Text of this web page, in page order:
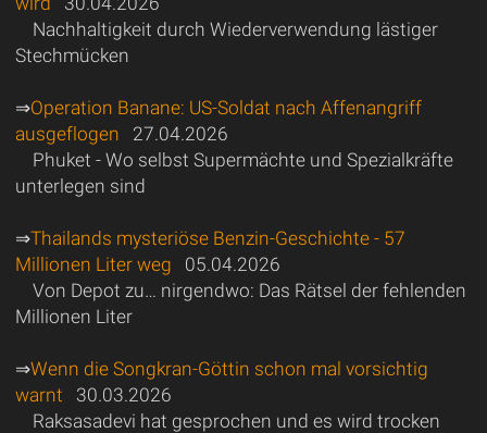
Nachhaltigkeit durch Wiederverwendung lästiger
Stechmücken
⇒Operation Banane: US-Soldat nach Affenangriff
ausgeflogen 27.04.2026
Phuket - Wo selbst Supermächte und Spezialkräfte
unterlegen sind
⇒Thailands mysteriöse Benzin-Geschichte - 57
Millionen Liter weg 05.04.2026
Von Depot zu… nirgendwo: Das Rätsel der fehlenden
Millionen Liter
⇒Wenn die Songkran-Göttin schon mal vorsichtig
warnt 30.03.2026
Raksasadevi hat gesprochen und es wird trocken